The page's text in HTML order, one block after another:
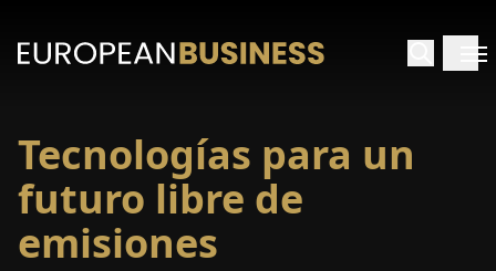
Tecnologías para un
futuro libre de
emisiones